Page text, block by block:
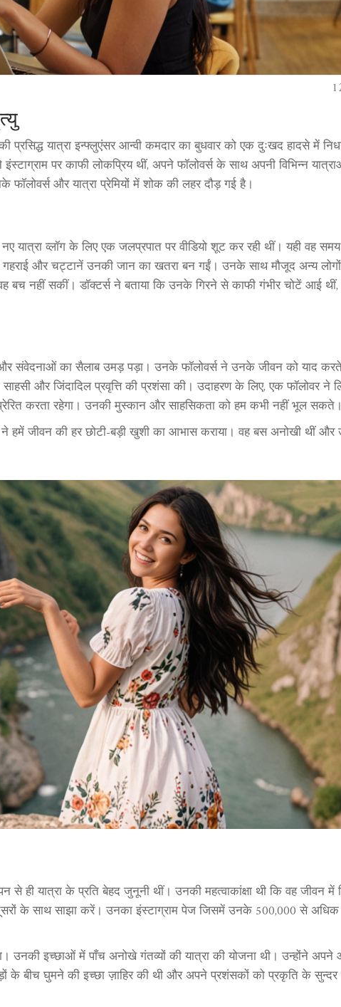
प्रसिद्ध यात्रा इन्फ्लुएंसर आन्वी कमदार का बुधवार को एक दुःखद हादसे में
पर काफी लोकप्रिय थीं, अपने फॉलोवर्स के साथ अपनी विभिन्न
और यात्रा प्रेमियों में शोक की लहर दौड़ गई है।
यात्रा व्लॉग के लिए एक जलप्रपात पर वीडियो शूट कर रही थीं। यही वह
और चट्टानें उनकी जान का खतरा बन गईं। उनके साथ मौजूद अन्य
बच नहीं सकीं। डॉक्टर्स ने बताया कि उनके गिरने से काफी गंभीर चोटें आई
संवेदनाओं का सैलाब उमड़ पड़ा। उनके फॉलोवर्स ने उनके जीवन को याद
और जिंदादिल प्रवृत्ति की प्रशंसा की। उदाहरण के लिए, एक फॉलोवर ने
करता रहेगा। उनकी मुस्कान और साहसिकता को हम कभी नहीं भूल
जीवन की हर छोटी-बड़ी खुशी का आभास कराया। वह बस अनोखी थीं और
ही यात्रा के प्रति बेहद जुनूनी थीं। उनकी महत्वाकांक्षा थी कि वह जीवन में
के साथ साझा करें। उनका इंस्टाग्राम पेज जिसमें उनके 500,000 से अधिक
उनकी इच्छाओं में पाँच अनोखे गंतव्यों की यात्रा की योजना थी। उन्होंने अपने
के बीच घुमने की इच्छा ज़ाहिर की थी और अपने प्रशंसकों को प्रकृति के सुन्दर